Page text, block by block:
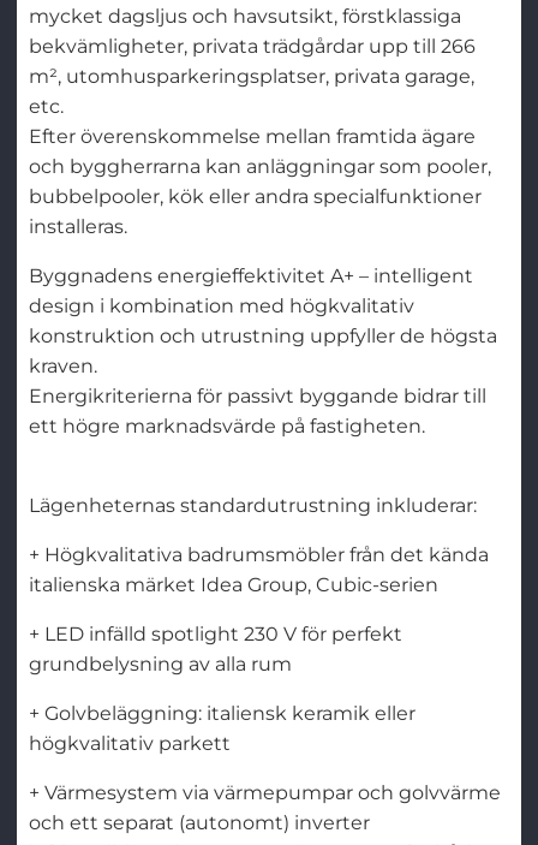
mycket dagsljus och havsutsikt, förstklassiga
bekvämligheter, privata trädgårdar upp till 266
m², utomhusparkeringsplatser, privata garage,
etc.
Efter överenskommelse mellan framtida ägare
och byggherrarna kan anläggningar som pooler,
bubbelpooler, kök eller andra specialfunktioner
installeras.
Byggnadens energieffektivitet A+ – intelligent
design i kombination med högkvalitativ
konstruktion och utrustning uppfyller de högsta
kraven.
Energikriterierna för passivt byggande bidrar till
ett högre marknadsvärde på fastigheten.
Lägenheternas standardutrustning inkluderar:
+ Högkvalitativa badrumsmöbler från det kända
italienska märket Idea Group, Cubic-serien
+ LED infälld spotlight 230 V för perfekt
grundbelysning av alla rum
+ Golvbeläggning: italiensk keramik eller
högkvalitativ parkett
+ Värmesystem via värmepumpar och golvvärme
och ett separat (autonomt) inverter